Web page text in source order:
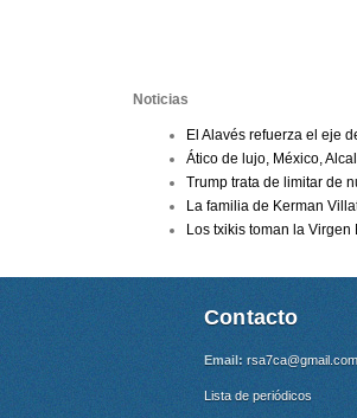
Noticias
El Alavés refuerza el eje
Ático de lujo, México,
Trump trata de limitar de
La familia de Kerman
Los txikis toman la
Contacto
Email: rsa7ca@gmail.com
Lista de periódicos